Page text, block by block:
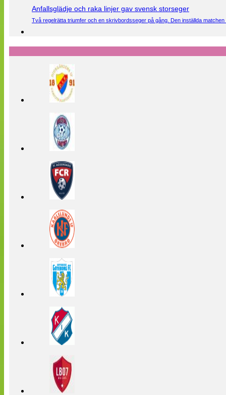
Anfallsglädje och raka linjer gav svensk storseger
Två regelrätta triumfer och en skrivbordsseger på gång. Den inställda